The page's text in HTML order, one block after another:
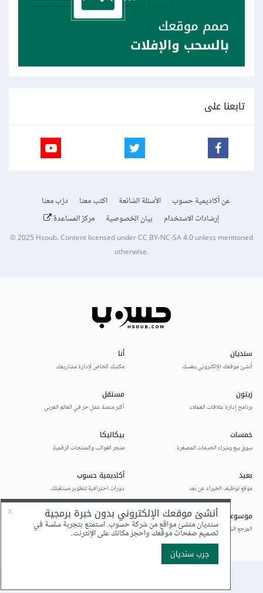
تابعنا على
عن أكاديمية حسوب الأسئلة الشائعة اكتب معنا
درّب معنا
إرشادات الاستخدام
بيان الخصوصية مركز المساعدة
© 2025Hsoub.Content licensed underCC BY-NC-SA 4.0unless mentioned
otherwise.